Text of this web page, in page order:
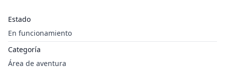
Estado
En funcionamiento
Categoría
Área de aventura